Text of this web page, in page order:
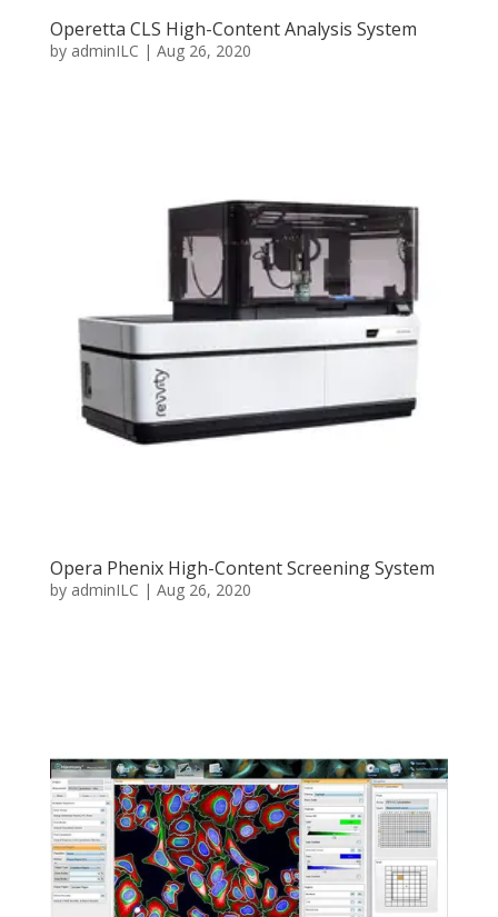
Operetta CLS High-Content Analysis System
by adminILC | Aug 26, 2020
Opera Phenix High-Content Screening System
by adminILC | Aug 26, 2020